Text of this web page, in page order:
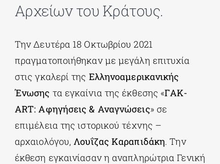
ΠΟΛΙΤΙΣΤΙΚΟΙ ΦΟΡΕΙΣ
ΧΩΡΟΙ ΤΕΧΝΗΣ
Αρχείων του Κράτους.
Την Δευτέρα 18 Οκτωβρίου 2021
πραγματοποιήθηκαν με μεγάλη επιτυχία
στις γκαλερί της Ελληνοαμερικανικής
Ένωσης τα εγκαίνια της έκθεσης «ΓAK-
ART: Αφηγήσεις & Αναγνώσεις» σε
επιμέλεια της ιστορικού τέχνης –
αρχαιολόγου,Λουΐζας Καραπιδάκη. Την
έκθεση εγκαινίασαν η αναπληρώτρια Γενική